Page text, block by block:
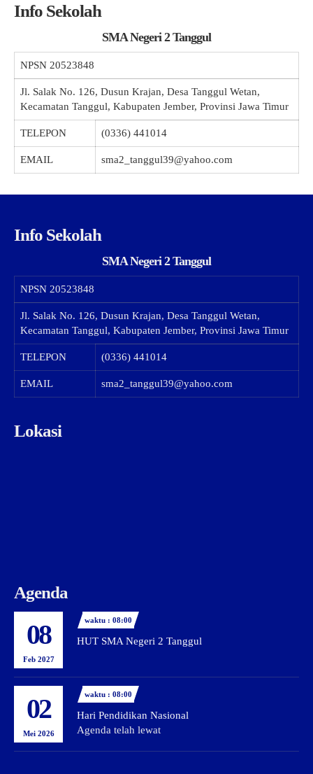
Info Sekolah
SMA Negeri 2 Tanggul
NPSN 20523848
Jl. Salak No. 126, Dusun Krajan, Desa Tanggul Wetan,
Kecamatan Tanggul, Kabupaten Jember, Provinsi Jawa Timur
TELEPON (0336) 441014
EMAIL sma2_tanggul39@yahoo.com
Info Sekolah
SMA Negeri 2 Tanggul
NPSN 20523848
Jl. Salak No. 126, Dusun Krajan, Desa Tanggul Wetan,
Kecamatan Tanggul, Kabupaten Jember, Provinsi Jawa Timur
TELEPON (0336) 441014
EMAIL sma2_tanggul39@yahoo.com
Lokasi
Agenda
08
Feb 2027
waktu : 08:00
HUT SMA Negeri 2 Tanggul
02
Mei 2026
waktu : 08:00
Hari Pendidikan Nasional
Agenda telah lewat